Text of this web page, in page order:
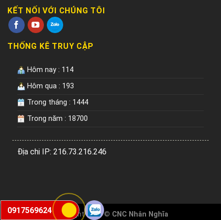
0917569624
KẾT NỐI VỚI CHÚNG TÔI
THỐNG KÊ TRUY CẬP
Hôm nay : 114
Hôm qua : 193
Trong tháng : 1444
Trong năm : 18700
Địa chi IP: 216.73.216.246
Copyright 2026 © CNC Nhân Nghĩa